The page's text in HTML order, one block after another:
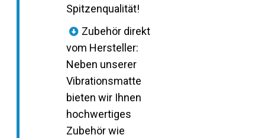
Spitzenqualität!
Zubehör direkt
vom Hersteller:
Neben unserer
Vibrationsmatte
bieten wir Ihnen
hochwertiges
Zubehör wie